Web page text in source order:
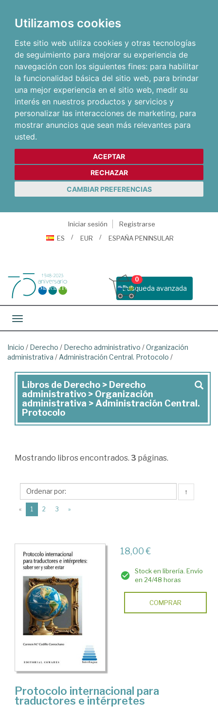
Utilizamos cookies
Este sitio web utiliza cookies y otras tecnologías
de seguimiento para mejorar su experiencia de
navegación con los siguientes fines: para habilitar
la funcionalidad básica del sitio web, para brindar
una mejor experiencia en el sitio web, medir su
interés en nuestros productos y servicios y
personalizar las interacciones de marketing, para
mostrar anuncios que sean más relevantes para
usted.
ACEPTAR
RECHAZAR
CAMBIAR PREFERENCIAS
Iniciar sesión
Registrarse
ES
EUR ESPAÑA PENINSULAR
Busqueda avanzada
0
Toggle navigation
Inicio / Derecho / Derecho administrativo /Organización
administrativa / Administración Central. Protocolo /
Libros
de
Derecho
administrativo
>
Organización
administrativa
Administración
Central.
Protocolo
Libros de Derecho > Derecho
administrativo > Organización
administrativa > Administración Central.
Protocolo
Mostrando libros encontrados. 3 páginas.
↑
« 1 (current)
2 3 »
18,00 €
Stock en librería. Envío
en 24/48 horas
COMPRAR
Protocolo internacional para
traductores e intérpretes